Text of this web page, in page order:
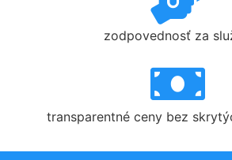
zodpovednosť za
transparentné ceny bez